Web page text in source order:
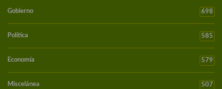
Gobierno 698
Política 585
Economía 579
Miscelánea 507